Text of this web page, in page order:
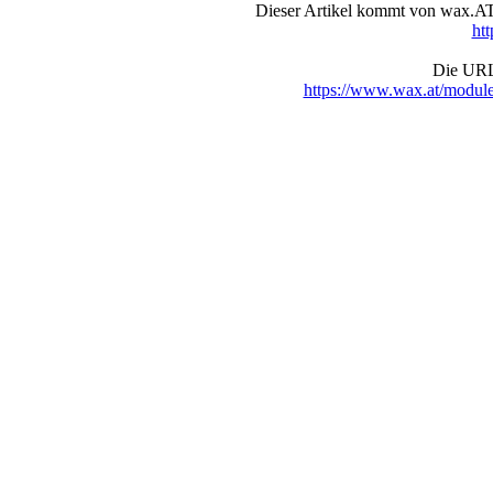
Dieser Artikel kommt von
Die
https://www.wax.at/